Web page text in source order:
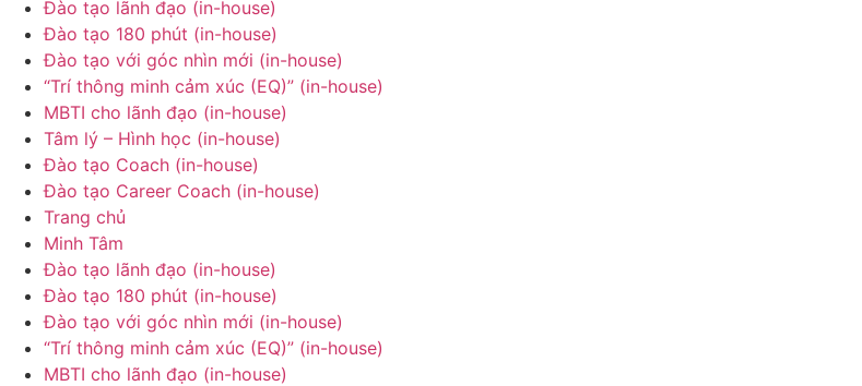
Đào tạo lãnh đạo (in-house)
Đào tạo 180 phút (in-house)
Đào tạo với góc nhìn mới (in-house)
“Trí thông minh cảm xúc (EQ)” (in-house)
MBTI cho lãnh đạo (in-house)
Tâm lý – Hình học (in-house)
Đào tạo Coach (in-house)
Đào tạo Career Coach (in-house)
Trang chủ
Minh Tâm
Đào tạo lãnh đạo (in-house)
Đào tạo 180 phút (in-house)
Đào tạo với góc nhìn mới (in-house)
“Trí thông minh cảm xúc (EQ)” (in-house)
MBTI cho lãnh đạo (in-house)